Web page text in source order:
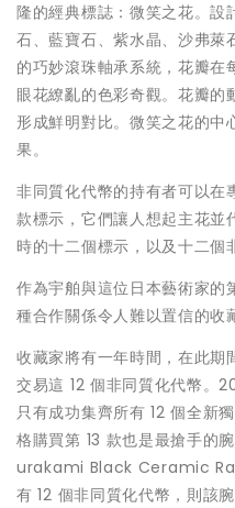
隆的經典標誌：微笑之花。設
石、藍寶石、紫水晶、沙弗萊
的巧妙滾珠軸承系統，花瓣在
眼花繚亂的色彩奇觀。花瓣
形成鮮明對比。微笑之花的
果。
非同質化代幣的持有者可以在
款標示，它們讓人想起主花並
時的十二個標示，以及十二個
作為宇舶與這位日本藝術家的
種合作關係令人難以置信的收
收藏家將有一年時間，在此
交易這 12 個非同質化代幣。
只有成功集齊所有 12 個全新
格購買第 13 款也是最搶手
urakami Black Ceramic
有 12 個非同質化代幣，則該